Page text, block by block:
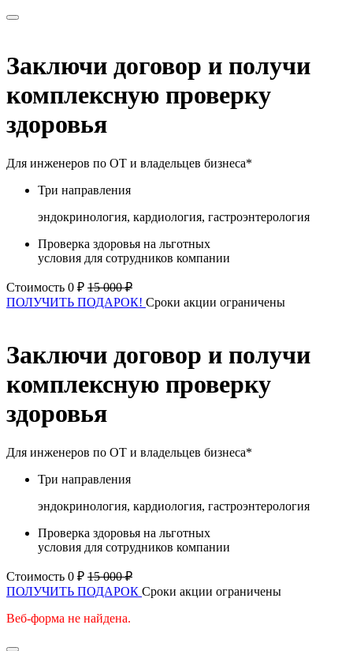
Заключи договор и получи
комплексную проверку
здоровья
Для инженеров по ОТ и владельцев бизнеса*
Три направления
эндокринология, кардиология, гастроэнтерология
Проверка здоровья на льготных
условия для сотрудников компании
Стоимость 0 ₽ 15 000 ₽
ПОЛУЧИТЬ ПОДАРОК! Сроки акции ограничены
Заключи договор и получи
комплексную проверку
здоровья
Для инженеров по ОТ и владельцев бизнеса*
Три направления
эндокринология, кардиология, гастроэнтерология
Проверка здоровья на льготных
условия для сотрудников компании
Стоимость 0 ₽ 15 000 ₽
ПОЛУЧИТЬ ПОДАРОК Сроки акции ограничены
Веб-форма не найдена.